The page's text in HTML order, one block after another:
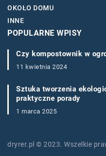
OKOŁO DOMU
INNE
POPULARNE WPISY
Czy kompostownik w
11 kwietnia 2024
Sztuka tworzenia
praktyczne porady
1 marca 2025
dryrer.pl © 2023. Wszelkie